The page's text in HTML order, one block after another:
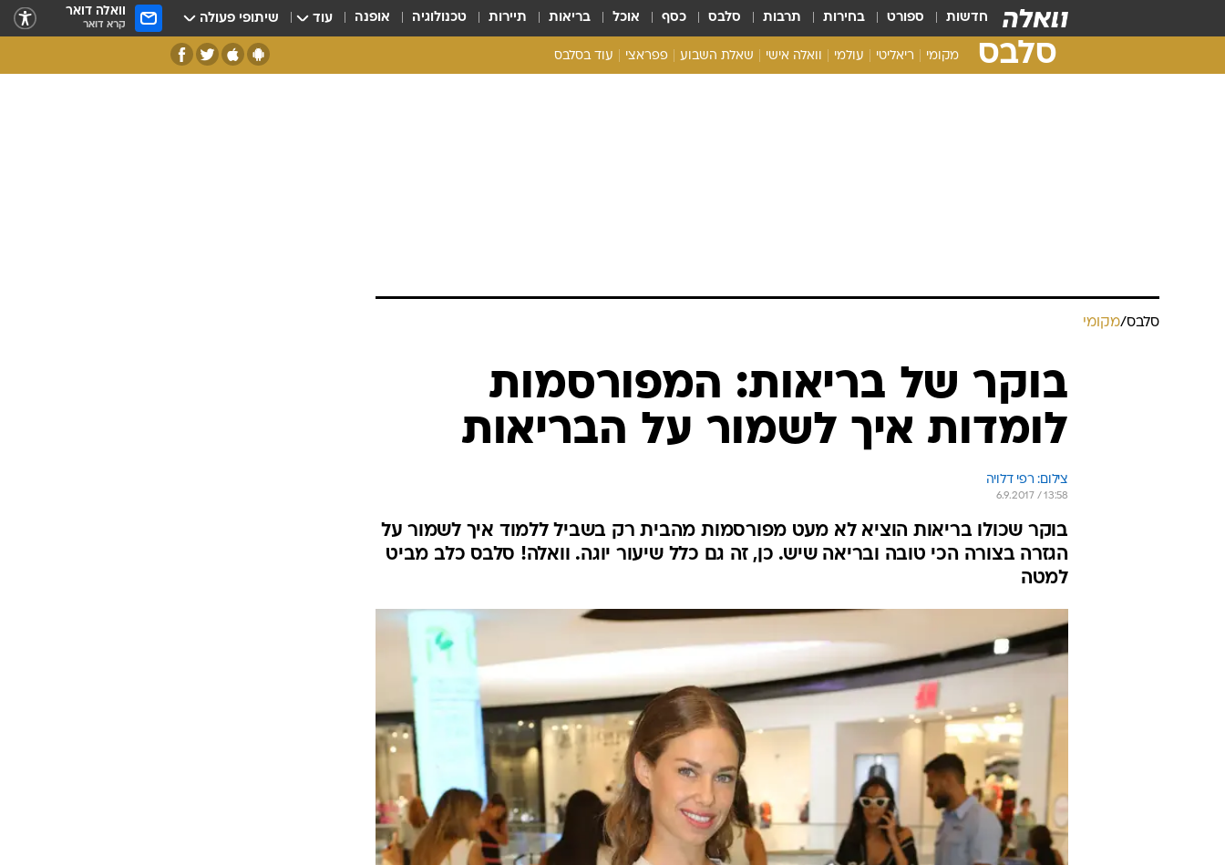
חדשות ספורט בחירות תרבות סלבס כסף אוכל בריאות תיירות טכנולוגיה אופנה עוד שיתופי פעולה וואלה דואר
קרא דואר
סלבס מקומי ריאליטי עולמי וואלה אישי שאלת השבוע פפראצי עוד בסלבס
סלבס/מקומי
בוקר של בריאות: המפורסמות
לומדות איך לשמור על הבריאות
צילום: רפי דלויה
6.9.2017 / 13:58
בוקר שכולו בריאות הוציא לא מעט מפורסמות מהבית רק בשביל ללמוד איך לשמור על
הגזרה בצורה הכי טובה ובריאה שיש. כן, זה גם כלל שיעור יוגה. וואלה! סלבס כלב מביט
למטה